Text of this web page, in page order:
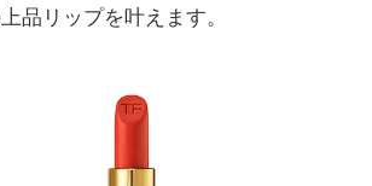
品リップを叶えます。